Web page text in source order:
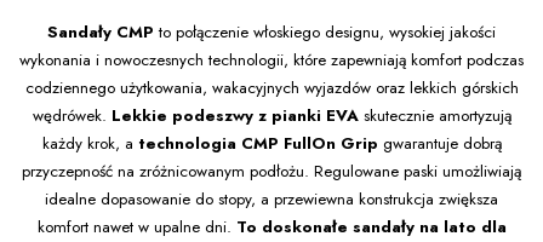
Sandały CMP to połączenie włoskiego designu, wysokiej jakości
wykonania i nowoczesnych technologii, które zapewniają komfort podczas
codziennego użytkowania, wakacyjnych wyjazdów oraz lekkich górskich
wędrówek. Lekkie podeszwy z pianki EVAskutecznie amortyzują
każdy krok, a technologia CMP FullOn Grip gwarantuje dobrą
przyczepność na zróżnicowanym podłożu. Regulowane paski umożliwiają
idealne dopasowanie do stopy, a przewiewna konstrukcja zwiększa
komfort nawet w upalne dni. To doskonałe sandały na lato dla